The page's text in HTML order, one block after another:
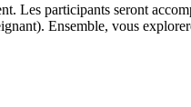
Les participants seront
Ensemble, vous